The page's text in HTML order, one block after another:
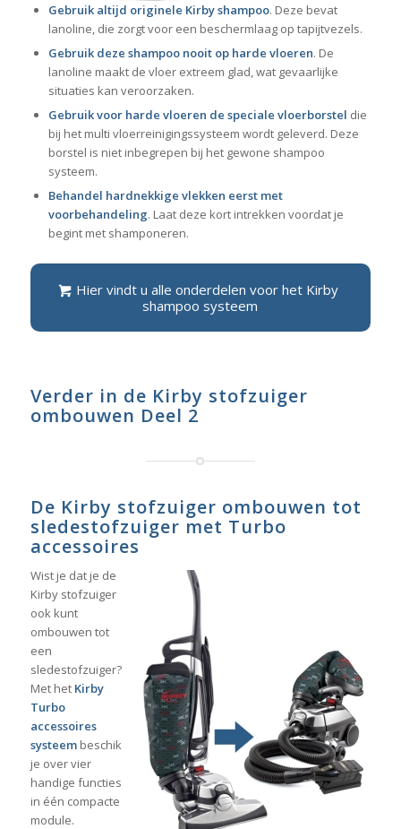
Gebruik altijd originele Kirby shampoo. Deze bevat
lanoline, die zorgt voor een beschermlaag op tapijtvezels.
Gebruik deze shampoo nooit op harde vloeren. De
lanoline maakt de vloer extreem glad, wat gevaarlijke
situaties kan veroorzaken.
Gebruik voor harde vloeren de speciale vloerborstel die
bij het multi vloerreinigingssysteem wordt geleverd. Deze
borstel is niet inbegrepen bij het gewone shampoo
systeem.
Behandel hardnekkige vlekken eerst met
voorbehandeling. Laat deze kort intrekken voordat je
begint met shamponeren.
Hier vindt u alle onderdelen voor het Kirby
shampoo systeem
Verder in de Kirby stofzuiger
ombouwen Deel 2
De Kirby stofzuiger ombouwen tot
sledestofzuiger met Turbo
accessoires
Wist je dat je de
Kirby stofzuiger
ook kunt
ombouwen tot
een
sledestofzuiger?
Met het Kirby
Turbo
accessoires
systeembeschik
je over vier
handige functies
in één compacte
module.